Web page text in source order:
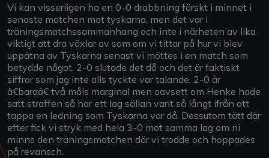
Vi kan visserligen ha en 0-0 drabbning färskt i minnet i
senaste matchen mot tyskarna, men det var i
träningsmatchssammanhang och inte i närheten av lika
viktigt att dra växlar av som om vi tittar på hur vi blev
uppätna av Tyskarna senast vi möttes i en match som
betydde något. 2-0 slutade det då och det är faktiskt
siffror som jag inte alls tyckte var talande. 2-0 är
â€baraâ€ två måls marginal men oavsett om Henke hade
satt straffen så har ett lag sällan varit så långt ifrån att
tappa en ledning som Tyskarna var då. Dessutom tätt där
efter fick vi stryk med hela 3-0 mot samma lag om ni
minns den träningsmatchen där vi trodde och hoppades
på revansch.